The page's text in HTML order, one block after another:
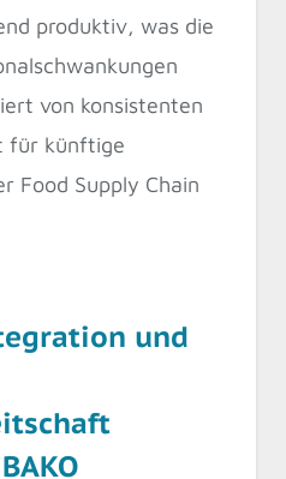
produktiv, was die
von konsistenten
für künftige
Food Supply Chain
und